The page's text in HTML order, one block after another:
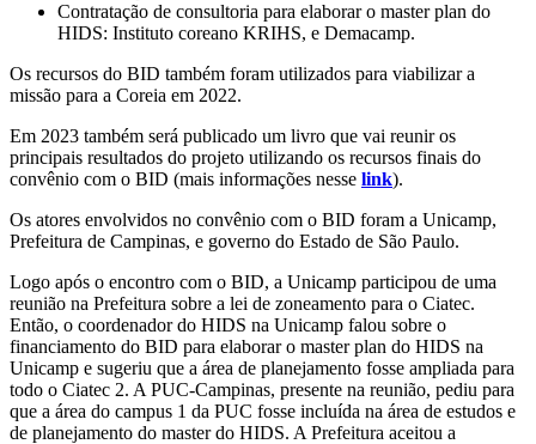
Contratação de consultoria para elaborar o master plan do
HIDS: Instituto coreano KRIHS, e Demacamp.
Os recursos do BID também foram utilizados para viabilizar a
missão para a Coreia em 2022.
Em 2023 também será publicado um livro que vai reunir os
principais resultados do projeto utilizando os recursos finais do
convênio com o BID (mais informações nesse link).
Os atores envolvidos no convênio com o BID foram a Unicamp,
Prefeitura de Campinas, e governo do Estado de São Paulo.
Logo após o encontro com o BID, a Unicamp participou de uma
reunião na Prefeitura sobre a lei de zoneamento para o Ciatec.
Então, o coordenador do HIDS na Unicamp falou sobre o
financiamento do BID para elaborar o master plan do HIDS na
Unicamp e sugeriu que a área de planejamento fosse ampliada para
todo o Ciatec 2. A PUC-Campinas, presente na reunião, pediu para
que a área do campus 1 da PUC fosse incluída na área de estudos e
de planejamento do master do HIDS. A Prefeitura aceitou a